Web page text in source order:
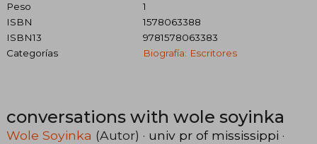
Peso
1
ISBN
1578063388
ISBN13
9781578063383
Categorías
Biografía: Escritores
conversations with wole soyinka
Wole Soyinka (Autor) · univ pr of mississippi ·